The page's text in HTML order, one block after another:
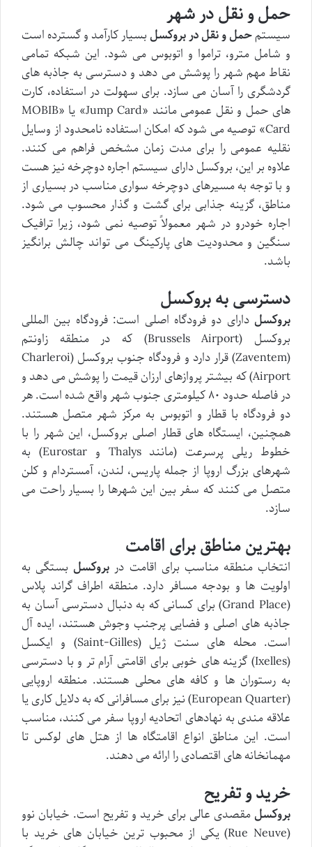
حمل و نقل در شهر
سیستمحمل و نقل در بروکسل بسیار کارآمد و گسترده است
و شامل مترو، تراموا و اتوبوس می شود. این شبکه تمامی
نقاط مهم شهر را پوشش می دهد و دسترسی به جاذبه های
گردشگری را آسان می سازد. برای سهولت در استفاده، کارت
های حمل و نقل عمومی مانند «Jump Card» یا «MOBIB
Card» توصیه می شود که امکان استفاده نامحدود از وسایل
نقلیه عمومی را برای مدت زمان مشخص فراهم می کنند.
علاوه بر این، بروکسل دارای سیستم اجاره دوچرخه نیز هست
و با توجه به مسیرهای دوچرخه سواری مناسب در بسیاری از
مناطق، گزینه جذابی برای گشت و گذار محسوب می شود.
اجاره خودرو در شهر معمولاً توصیه نمی شود، زیرا ترافیک
سنگین و محدودیت های پارکینگ می تواند چالش برانگیز
باشد.
دسترسی به بروکسل
بروکسل دارای دو فرودگاه اصلی است: فرودگاه بین المللی
بروکسل (Brussels Airport) که در منطقه زاونتم
(Zaventem) قرار دارد و فرودگاه جنوب بروکسل (Charleroi
Airport) که بیشتر پروازهای ارزان قیمت را پوشش می دهد و
در فاصله حدود ۸۰ کیلومتری جنوب شهر واقع شده است. هر
دو فرودگاه با قطار و اتوبوس به مرکز شهر متصل هستند.
همچنین، ایستگاه های قطار اصلی بروکسل، این شهر را با
خطوط ریلی پرسرعت (مانند Thalys و Eurostar) به
شهرهای بزرگ اروپا از جمله پاریس، لندن، آمستردام و کلن
متصل می کنند که سفر بین این شهرها را بسیار راحت می
سازد.
بهترین مناطق برای اقامت
انتخاب منطقه مناسب برای اقامت در بروکسل بستگی به
اولویت ها و بودجه مسافر دارد. منطقه اطراف گراند پلاس
(Grand Place) برای کسانی که به دنبال دسترسی آسان به
جاذبه های اصلی و فضایی پرجنب وجوش هستند، ایده آل
است. محله های سنت ژیل (Saint-Gilles) و ایکسل
(Ixelles) گزینه های خوبی برای اقامتی آرام تر و با دسترسی
به رستوران ها و کافه های محلی هستند. منطقه اروپایی
(European Quarter) نیز برای مسافرانی که به دلایل کاری یا
علاقه مندی به نهادهای اتحادیه اروپا سفر می کنند، مناسب
است. این مناطق انواع اقامتگاه ها از هتل های لوکس تا
مهمانخانه های اقتصادی را ارائه می دهند.
خرید و تفریح
بروکسل مقصدی عالی برای خرید و تفریح است. خیابان نوو
(Rue Neuve) یکی از محبوب ترین خیابان های خرید با